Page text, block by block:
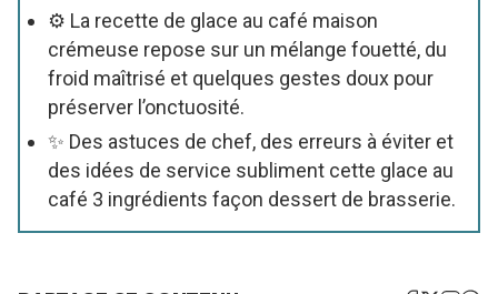
⚙️ La recette de glace au café maison
crémeuse repose sur un mélange fouetté, du
froid maîtrisé et quelques gestes doux pour
préserver l’onctuosité.
✨ Des astuces de chef, des erreurs à éviter et
des idées de service subliment cette glace au
café 3 ingrédients façon dessert de brasserie.